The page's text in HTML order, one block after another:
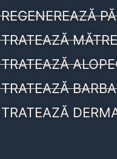
REGENEREAZĂ
TRATEAZĂ
TRATEAZĂ
TRATEAZĂ BARBA
TRATEAZĂ